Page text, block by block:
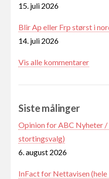
15. juli 2026
Blir Ap eller Frp størst i
14. juli 2026
Vis alle kommentarer
Siste målinger
Opinion for ABC Nyheter
stortingsvalg)
6. august 2026
InFact for Nettavisen